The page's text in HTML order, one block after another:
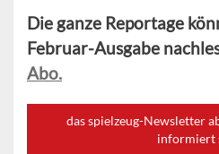
Die ganze Reportage
Februar-Ausgabe
Abo.
das spielzeug-Newsletter
informiert